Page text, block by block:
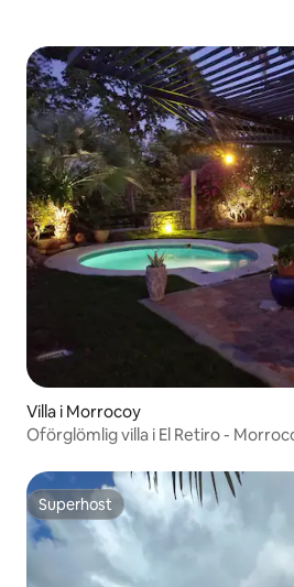
Villa i Morrocoy
Oförglömlig villa i El Retiro -
Superhost
Superhost